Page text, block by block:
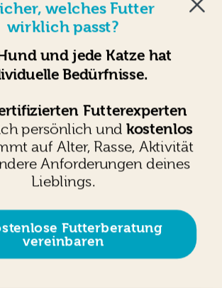
Auswahl & Ausbildung
– Tipps & Tricks
über Hundekot
Sommer
auf vier Pfoten
Hunden
Hunden
Darauf solltest du beim Welpenkauf
welches Futter
wirklich passt?
und jede Katze hat
Bedürfnisse.
Futterexperten
persönlich und kostenlos
auf Alter, Rasse, Aktivität
Anforderungen deines
Lieblings.
Futterberatung
vereinbaren